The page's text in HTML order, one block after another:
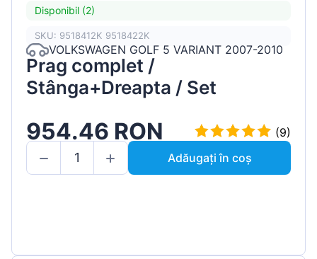
Disponibil (2)
SKU: 9518412K 9518422K
VOLKSWAGEN GOLF 5 VARIANT 2007-2010
Prag complet /
Stânga+Dreapta / Set
954.46 RON
(9)
Adăugați în coș